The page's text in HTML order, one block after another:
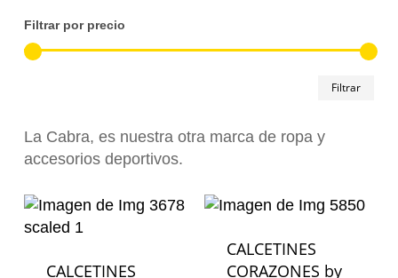
Filtrar por precio
Filtrar
La Cabra, es nuestra otra marca de ropa y
accesorios deportivos.
CALCETINES
CALCETINES
CORAZONES by